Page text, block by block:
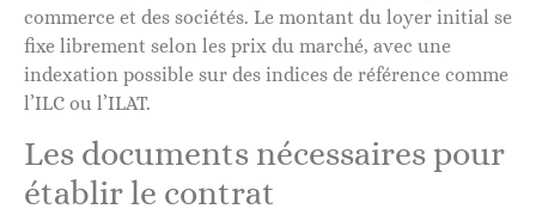
commerce et des sociétés. Le montant du loyer initial se
fixe librement selon les prix du marché, avec une
indexation possible sur des indices de référence comme
l’ILC ou l’ILAT.
Les documents nécessaires pour
établir le contrat